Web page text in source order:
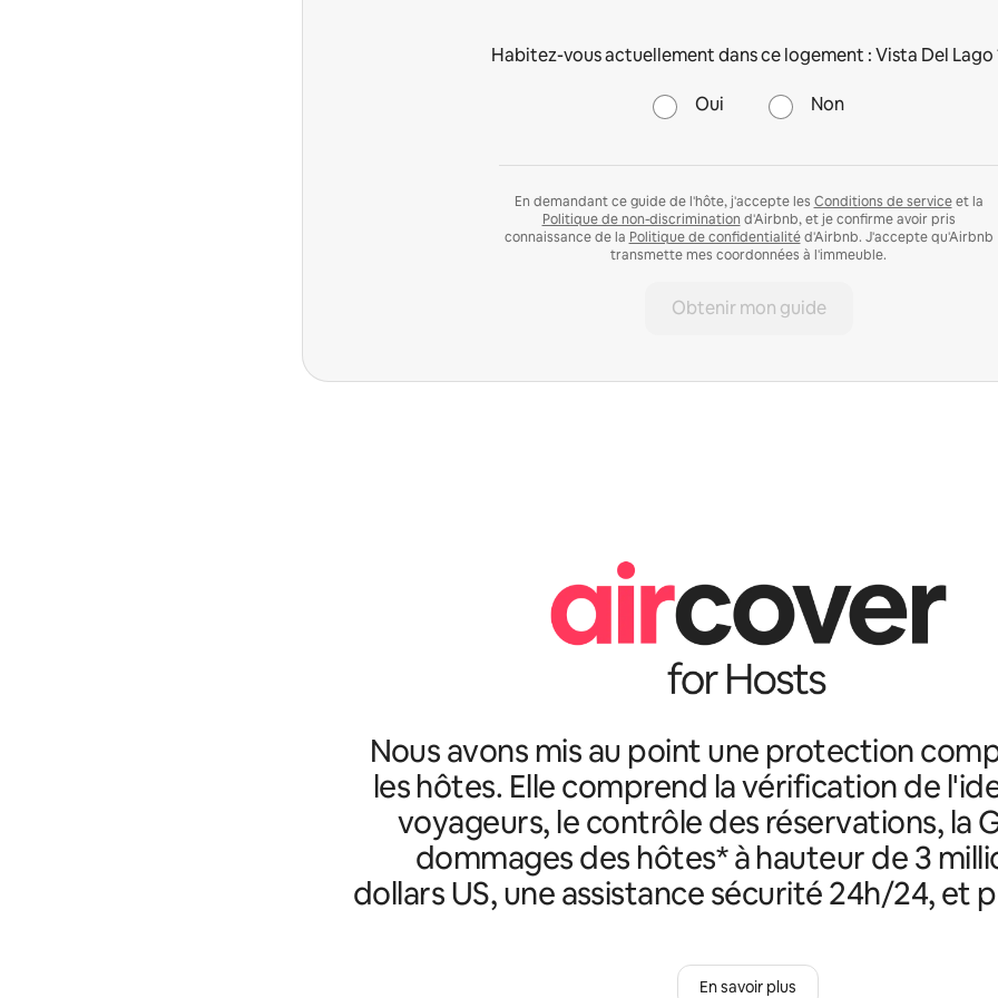
Habitez-vous actuellement dans ce logement : Vista Del Lago
Oui Non
En demandant ce guide de l'hôte, j'accepte les Conditions de serviceet la
Politique de non-discrimination d'Airbnb, et je confirme avoir pris
connaissance de la Politique de confidentialitéd'Airbnb. J'accepte qu'Airbnb
transmette mes coordonnées à l'immeuble.
Obtenir mon guide
Nous avons mis au point une protection
les hôtes. Elle comprend la vérification de
voyageurs, le contrôle des réservations, la
dommages des hôtes* à hauteur de 3
dollars US, une assistance sécurité 24h/24, et
En savoir plus